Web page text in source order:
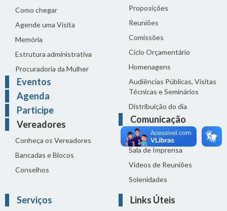
Como chegar
Agende uma Visita
Memória
Estrutura administrativa
Procuradoria da Mulher
Eventos
Agenda
Participe
Vereadores
Conheça os Vereadores
Bancadas e Blocos
Conselhos
Proposições
Reuniões
Comissões
Ciclo Orçamentário
Homenagens
Audiências Públicas, Visitas
Técnicas e Seminários
Distribuição do dia
Comunicação
Notícias
Sala de Imprensa
Vídeos de Reuniões
Solenidades
Serviços Links Úteis